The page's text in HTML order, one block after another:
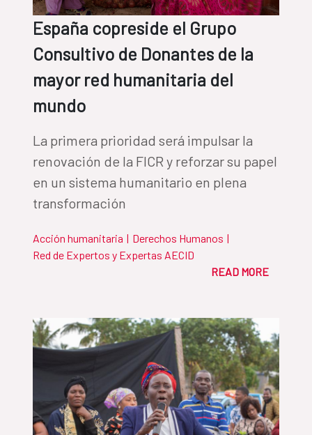
España copreside el Grupo
Consultivo de Donantes de la
mayor red humanitaria del
mundo
La primera prioridad será impulsar la
renovación de la FICR y reforzar su papel
en un sistema humanitario en plena
transformación
Acción humanitaria | Derechos Humanos |
Red de Expertos y Expertas AECID
READ MORE